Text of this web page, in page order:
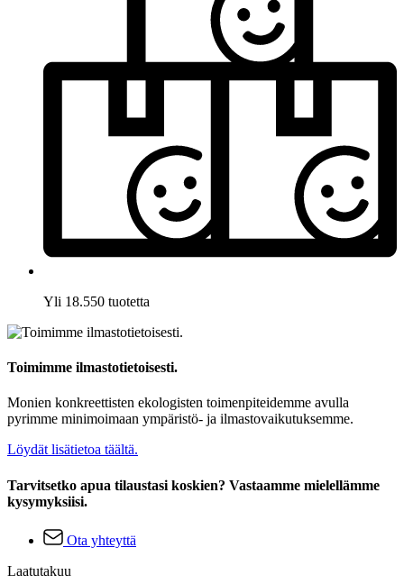
Yli 18.550 tuotetta
Toimimme ilmastotietoisesti.
Monien konkreettisten ekologisten toimenpiteidemme avulla
pyrimme minimoimaan ympäristö- ja ilmastovaikutuksemme.
Löydät lisätietoa täältä.
Tarvitsetko apua tilaustasi koskien? Vastaamme mielellämme
kysymyksiisi.
Ota yhteyttä
Laatutakuu